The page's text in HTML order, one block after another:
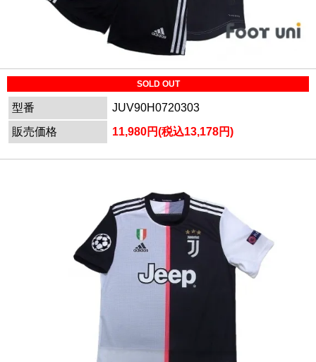
SOLD OUT
型番
JUV90H0720303
販売価格
11,980円(税込13,178円)